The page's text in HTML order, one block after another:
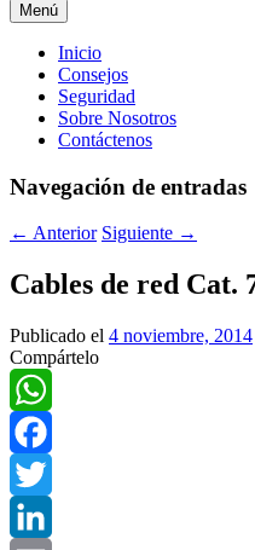
Menú
Menú
principal
Inicio
Consejos
Seguridad
Sobre Nosotros
Contáctenos
Navegación de entradas
← Anterior Siguiente →
Cables de red Cat.
Publicado el 4 noviembre, 2014
Compártelo
WhatsApp
Facebook
Twitter